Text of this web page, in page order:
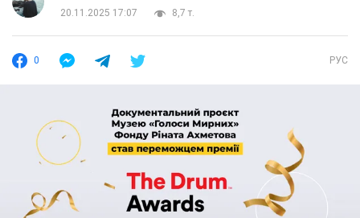
20.11.2025 17:07
8,7 т.
0 РУС